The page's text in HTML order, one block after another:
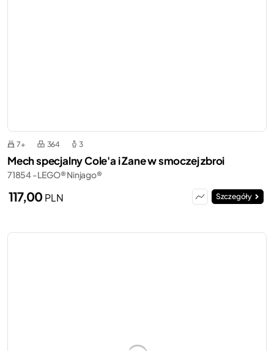
7+ 364 3
Mech specjalny Cole'a i Zane w smoczej zbroi
71854 - LEGO® Ninjago®
117,00 PLN Szczegóły